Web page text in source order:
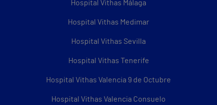
Hospital Vithas Málaga
Hospital Vithas Medimar
Hospital Vithas Sevilla
Hospital Vithas Tenerife
Hospital Vithas Valencia 9 de Octubre
Hospital Vithas Valencia Consuelo